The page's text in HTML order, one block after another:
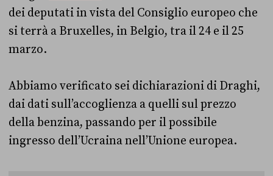
dei deputati in vista del Consiglio europeo che
si terrà a Bruxelles, in Belgio, tra il 24 e il 25
marzo.
Abbiamo verificato sei dichiarazioni di Draghi,
dai dati sull’accoglienza a quelli sul prezzo
della benzina, passando per il possibile
ingresso dell’Ucraina nell’Unione europea.